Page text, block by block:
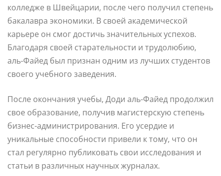
колледже в Швейцарии, после чего получил степень
бакалавра экономики. В своей академической
карьере он смог достичь значительных успехов.
Благодаря своей старательности и трудолюбию,
аль-Файед был признан одним из лучших студентов
своего учебного заведения.
После окончания учебы, Доди аль-Файед продолжил
свое образование, получив магистерскую степень
бизнес-администрирования. Его усердие и
уникальные способности привели к тому, что он
стал регулярно публиковать свои исследования и
статьи в различных научных журналах.